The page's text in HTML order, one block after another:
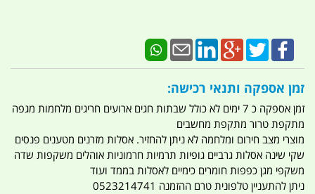
זמן אספקה ותנאי רכישה:
זמן אספקה כ 7 ימים לא כולל שבתות חגים ארועים חריגים מלחמות מגפה
מתקפת טרור מתקפת מחשבים
מוצרי מצב חירום ומלחמה לא ניתן להחזיר. אסלות מזרנים מטענים פנסים
שקי שינה אסלות גרביים גופיות תרמיות חרמוניות אוהלים משקפות שדה
משקפי מגן כפפות חומרים כימיים לאסלות בממד ועוד
ניתן להתעניין טלפונית טרם ההזמנה 0523214741